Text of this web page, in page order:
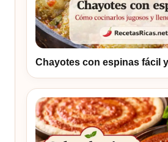
Chayotes con espinas fácil